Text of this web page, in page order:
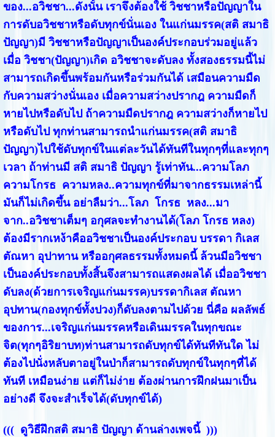
ของ...อวิชชา...ดังนั้น เราจึงต้องใช้ วิชชาหรือปัญญาใน
การดับอวิชชาหรือดับทุกข์นั่นเอง ในแก่นมรรค(สติ สมาธิ
ปัญญา)มี วิชชาหรือปัญญาเป็นองค์ประกอบร่วมอยู่แล้ว
เมื่อ วิชชา(ปัญญา)เกิด อวิชชาจะดับลง ทั้งสองธรรมนี้ไม่
สามารถเกิดขึ้นพร้อมกันหรือร่วมกันได้ เสมือนความมืด
กับความสว่างนั่นเอง เมื่อความสว่างปรากฎ ความมืดก็
หายไปหรือดับไป ถ้าความมืดปรากฎ ความสว่างก็หายไป
หรือดับไป ทุกท่านสามารถนำแก่นมรรค(สติ สมาธิ
ปัญญา)ไปใช้ดับทุกข์ในแต่ละวันได้ทันทีในทุกๆที่และทุกๆ
เวลา ถ้าท่านมี สติ สมาธิ ปัญญา รู้เท่าทัน...ความโลภ
ความโกรธ ความหลง..ความทุกข์ที่มาจากธรรมเหล่านี้
มันก็ไม่เกิดขึ้น อย่าลืมว่า...โลภ โกรธ หลง...มา
จาก..อวิชชาเต็มๆ อกุศลจะทำงานได้(โลภ โกรธ หลง)
ต้องมีรากเหง้าคืออวิชชาเป็นองค์ประกอบ บรรดา กิเลส
ตัณหา อุปาทาน หรืออกุศลธรรมทั้งหมดนี้ ล้วนมีอวิชชา
เป็นองค์ประกอบทั้งสิ้นจึงสามารถแสดงผลได้ เมื่ออวิชชา
ดับลง(ด้วยการเจริญแก่นมรรค)บรรดากิเลส ตัณหา
อุปทาน(กองทุกข์ทั้งปวง)ก็ดับลงตามไปด้วย นี่คือ ผลลัพธ์
ของการ...เจริญแก่นมรรคหรือเดินมรรคในทุกขณะ
จิต(ทุกๆอิริยาบท)ท่านสามารถดับทุกข์ได้ทันทีทันใด ไม่
ต้องไปนั่งหลับตาอยู่ในป่าก็สามารถดับทุกข์ในทุกๆที่ได้
ทันที เหมือนง่าย แต่ก็ไม่ง่าย ต้องผ่านการฝึกฝนมาเป็น
อย่างดี จึงจะสำเร็จได้(ดับทุกข์ได้)
((( ดูวิธีฝึกสติ สมาธิ ปัญญา ด้านล่างเพจนี้ )))